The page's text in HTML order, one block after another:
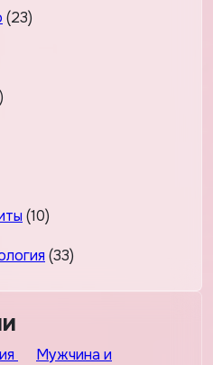
(23)
(10)
(33)
Мужчина и